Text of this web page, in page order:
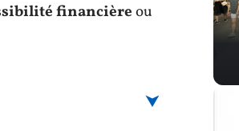
financièreou